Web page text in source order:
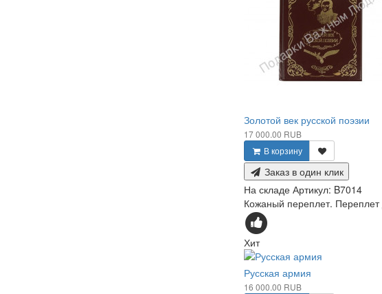
Золотой век русской поэзии
17 000.00 RUB
В корзину
Заказ в один клик
На складе Артикул: B7014
Кожаный переплет. Переплет
Хит
Русская армия
16 000.00 RUB